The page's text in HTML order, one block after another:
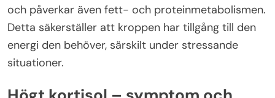
och påverkar även fett- och proteinmetabolismen.
Detta säkerställer att kroppen har tillgång till den
energi den behöver, särskilt under stressande
situationer.